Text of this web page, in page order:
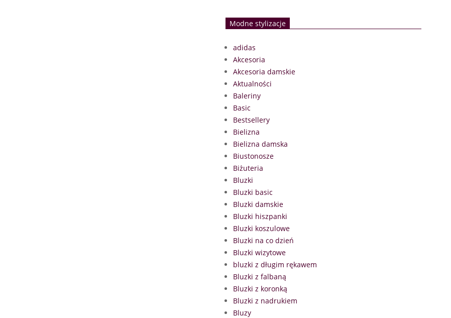
Modne stylizacje
adidas
Akcesoria
Akcesoria damskie
Aktualności
Baleriny
Basic
Bestsellery
Bielizna
Bielizna damska
Biustonosze
Biżuteria
Bluzki
Bluzki basic
Bluzki damskie
Bluzki hiszpanki
Bluzki koszulowe
Bluzki na co dzień
Bluzki wizytowe
bluzki z długim rękawem
Bluzki z falbaną
Bluzki z koronką
Bluzki z nadrukiem
Bluzy